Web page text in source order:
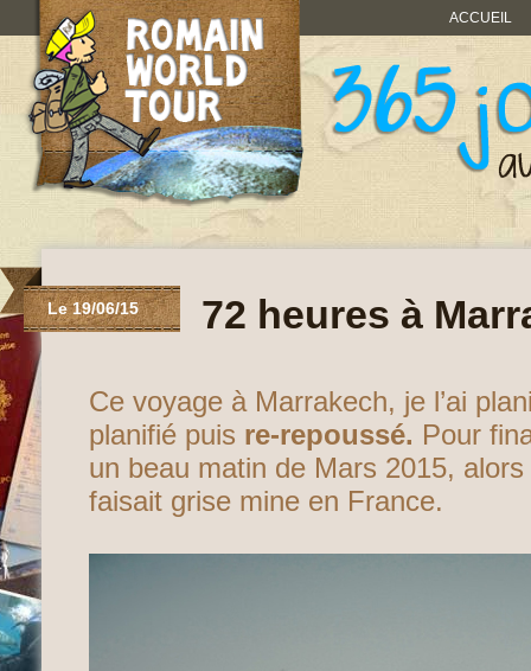
ACCUEIL
Le 19/06/15 72 heures à
Ce voyage à Marrakech, je l’ai
planifié puis re-repoussé. Pour
un beau matin de Mars 2015,
faisait grise mine en France.